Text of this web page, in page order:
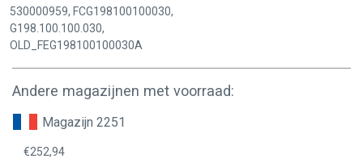
530000959, FCG198100100030,
G198.100.100.030,
OLD_FEG198100100030A
Andere magazijnen met voorraad:
Magazijn 2251
€252,94